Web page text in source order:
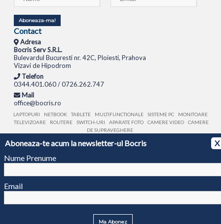
Aboneaza-te acum la newsletter-ul Bocris
X
Nume Prenume
Email
Ma Abonez
Aboneaza-ma!
Contact
Adresa
Bocris Serv S.R.L.
Bulevardul Bucuresti nr. 42C, Ploiesti, Prahova
Vizavi de Hipodrom
Telefon
0344.401.060 / 0726.262.747
Mail
office@bocris.ro
LAPTOPURI NETBOOK TABLETE MULTIFUNCTIONALE SISTEME PC
MONITOARE
TELEVIZOARE
ROUTERE SWITCH-URI APARATE FOTO CAMERE VIDEO
CAMERE
DE SUPRAVEGHERE